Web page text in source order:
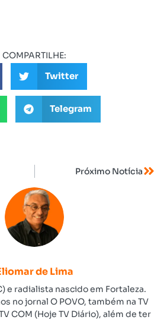
COMPARTILHE:
Twitter
Telegram
Próximo Notícia
de Lima
e radialista nascido em Fortaleza.
no jornal O POVO, também na TV
COM (Hoje TV Diário), além de ter